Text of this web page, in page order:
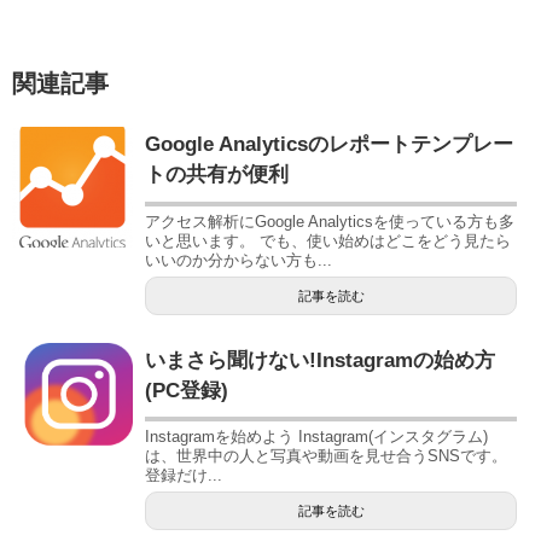
関連記事
Google Analyticsのレポートテンプレー
トの共有が便利
アクセス解析にGoogle Analyticsを使っている方も多
いと思います。 でも、使い始めはどこをどう見たら
いいのか分からない方も...
記事を読む
いまさら聞けない!Instagramの始め方
(PC登録)
Instagramを始めよう Instagram(インスタグラム)
は、世界中の人と写真や動画を見せ合うSNSです。
登録だけ...
記事を読む